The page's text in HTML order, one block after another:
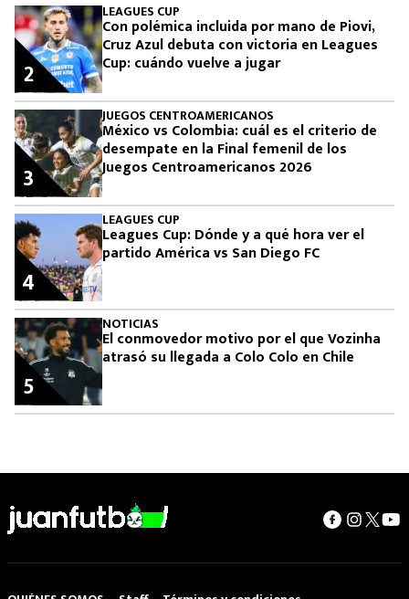
LEAGUES CUP
Con polémica incluida por mano de Piovi,
Cruz Azul debuta con victoria en Leagues
Cup: cuándo vuelve a jugar
2
JUEGOS CENTROAMERICANOS
México vs Colombia: cuál es el criterio de
desempate en la Final femenil de los
Juegos Centroamericanos 2026
3
LEAGUES CUP
Leagues Cup: Dónde y a qué hora ver el
partido América vs San Diego FC
4
NOTICIAS
El conmovedor motivo por el que Vozinha
atrasó su llegada a Colo Colo en Chile
5